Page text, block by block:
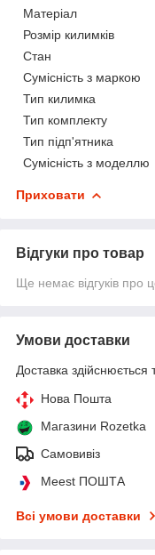
Матеріал
Розмір килимків
Стан
Сумісність з маркою
Тип килимка
Тип комплекту
Тип підп'ятника
Сумісність з моделлю
Приховати
Відгуки про товар
Ще немає відгуків про
Умови доставки
Доставка здійснюється
Нова Пошта
Магазини Rozetka
Самовивіз
Meest ПОШТА
Всі умови доставки